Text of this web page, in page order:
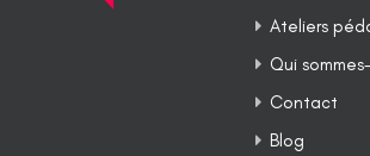
Ateliers
Qui
Contact
Blog